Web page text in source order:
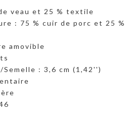
veau et 25 % textile
: 75 % cuir de porc et 25 %
amovible
: 3,6 cm (1,42'')